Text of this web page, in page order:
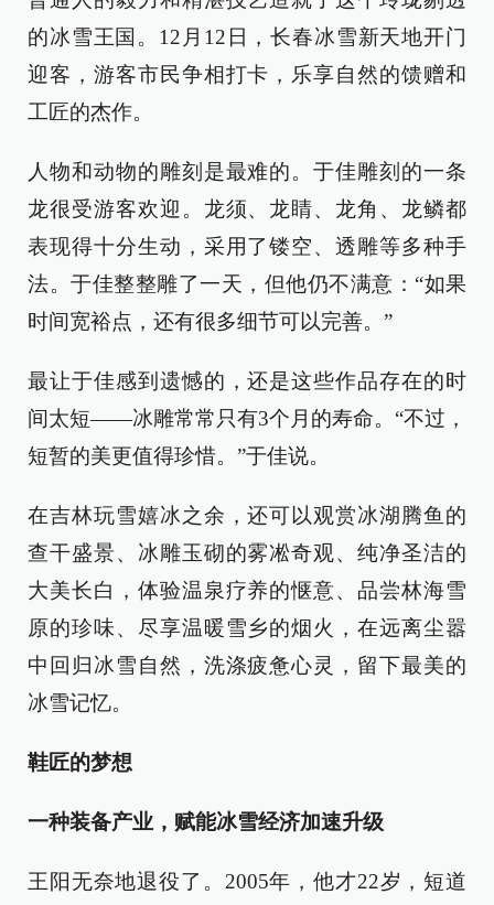
的冰雪王国。12月12日，长春冰雪新天地开门
迎客，游客市民争相打卡，乐享自然的馈赠和
工匠的杰作。
人物和动物的雕刻是最难的。于佳雕刻的一条
龙很受游客欢迎。龙须、龙睛、龙角、龙鳞都
表现得十分生动，采用了镂空、透雕等多种手
法。于佳整整雕了一天，但他仍不满意：“如果
时间宽裕点，还有很多细节可以完善。”
最让于佳感到遗憾的，还是这些作品存在的时
间太短——冰雕常常只有3个月的寿命。“不过，
短暂的美更值得珍惜。”于佳说。
在吉林玩雪嬉冰之余，还可以观赏冰湖腾鱼的
查干盛景、冰雕玉砌的雾凇奇观、纯净圣洁的
大美长白，体验温泉疗养的惬意、品尝林海雪
原的珍味、尽享温暖雪乡的烟火，在远离尘嚣
中回归冰雪自然，洗涤疲惫心灵，留下最美的
冰雪记忆。
鞋匠的梦想
一种装备产业，赋能冰雪经济加速升级
王阳无奈地退役了。2005年，他才22岁，短道